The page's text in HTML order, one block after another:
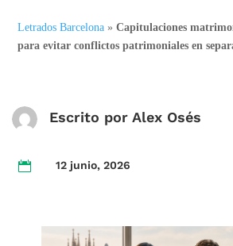
Letrados Barcelona »Capitulaciones
para evitar conflictos patrimoniales en
Escrito por Alex Osés
 12 junio, 2026